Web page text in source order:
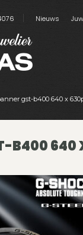
Nieuws
gst-b400 640 x
B400 640